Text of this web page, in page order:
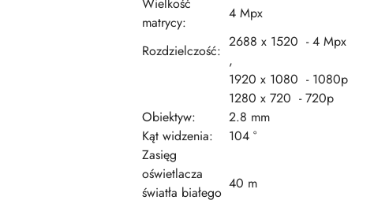
Wielkość
matrycy:
4 Mpx
Rozdzielczość:
2688 x 1520 - 4 Mpx
,
1920 x 1080 - 1080p
1280 x 720 - 720p
Obiektyw:
2.8 mm
Kąt widzenia:
104 °
Zasięg
oświetlacza
światła białego
40 m